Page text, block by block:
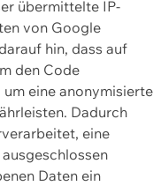
übermittelte IP-
von Google
hin, dass auf
den Code
eine anonymisierte
Dadurch
eine
Daten ein